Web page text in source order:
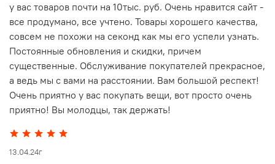
у вас товаров почти на 10тыс. руб. Очень нравится сайт -
все продумано, все учтено. Товары хорошего качества,
совсем не похожи на секонд как мы его успели узнать.
Постоянные обновления и скидки, причем
существенные. Обслуживание покупателей прекрасное,
а ведь мы с вами на расстоянии. Вам большой респект!
Очень приятно у вас покупать вещи, вот просто очень
приятно! Вы молодцы, так держать!
13.04.24г